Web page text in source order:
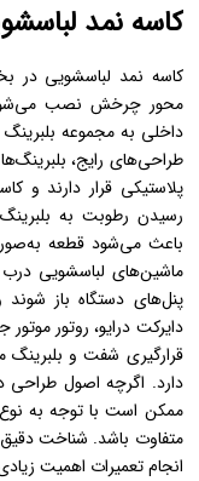
کاسه نمد
کاسه نمد لباسشویی در
محور چرخش نصب
داخلی به مجموعه
طراحی‌های رایج،
پلاستیکی قرار دارند
رسیدن رطوبت به
باعث می‌شود قطعه
ماشین‌های لباسشویی درب
پنل‌های دستگاه باز
دایرکت درایو، روتور
قرارگیری شفت و
دارد. اگرچه اصول طراحی
ممکن است با توجه به
متفاوت باشد. شناخت
انجام تعمیرات اهمیت